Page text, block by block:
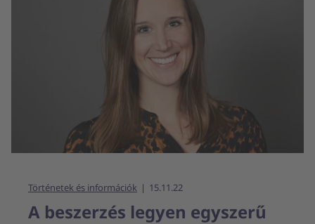
Történetek és információk 15.11.22
A beszerzés legyen egyszerű